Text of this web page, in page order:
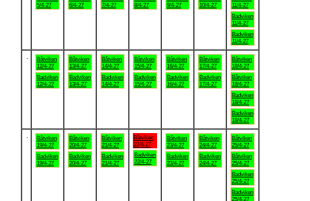
5/4-27
6/4-27
7/4-27
8/4-27
9/4-27
10/4-27
11/4-27
Badviken
11/4-27
Badviken
11/4-27
Båtviken
12/4-27
Badviken
12/4-27
Båtviken
13/4-27
Badviken
13/4-27
Båtviken
14/4-27
Badviken
14/4-27
Båtviken
15/4-27
Badviken
15/4-27
Båtviken
16/4-27
Badviken
16/4-27
Båtviken
17/4-27
Badviken
17/4-27
Båtviken
18/4-27
Båtviken
18/4-27
Badviken
18/4-27
Badviken
18/4-27
Båtviken
19/4-27
Badviken
19/4-27
Båtviken
20/4-27
Badviken
20/4-27
Båtviken
21/4-27
Badviken
21/4-27
Båtviken
22/4-27
Badviken
22/4-27
Båtviken
23/4-27
Badviken
23/4-27
Båtviken
24/4-27
Badviken
24/4-27
Båtviken
25/4-27
Båtviken
25/4-27
Badviken
25/4-27
Badviken
25/4-27